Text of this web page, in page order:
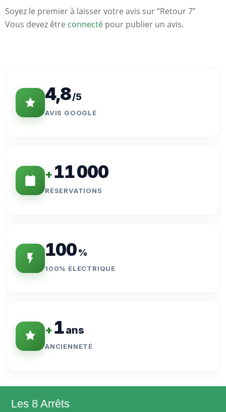
Soyez le premier à laisser votre avis sur “Retour 7”
Vous devez être connecté pour publier un avis.
4,8/5
AVIS GOOGLE
+11 000
RÉSERVATIONS
100%
100% ÉLECTRIQUE
+1ans
ANCIENNETÉ
Les 8 Arrêts